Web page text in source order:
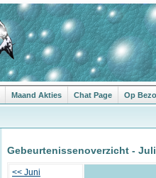
Maand Akties Chat Page Op
Gebeurtenissenoverzicht -
<< Juni